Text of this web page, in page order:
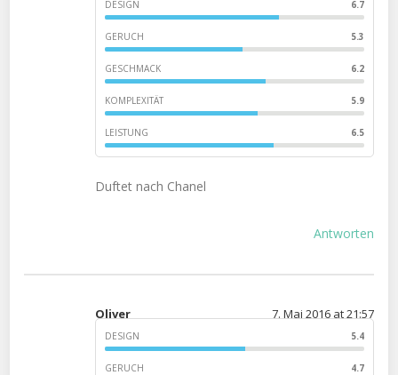
DESIGN 6.7
GERUCH 5.3
GESCHMACK 6.2
KOMPLEXITÄT 5.9
LEISTUNG 6.5
Duftet nach Chanel
Antworten
Oliver 7. Mai 2016 at 21:57
DESIGN 5.4
GERUCH 4.7